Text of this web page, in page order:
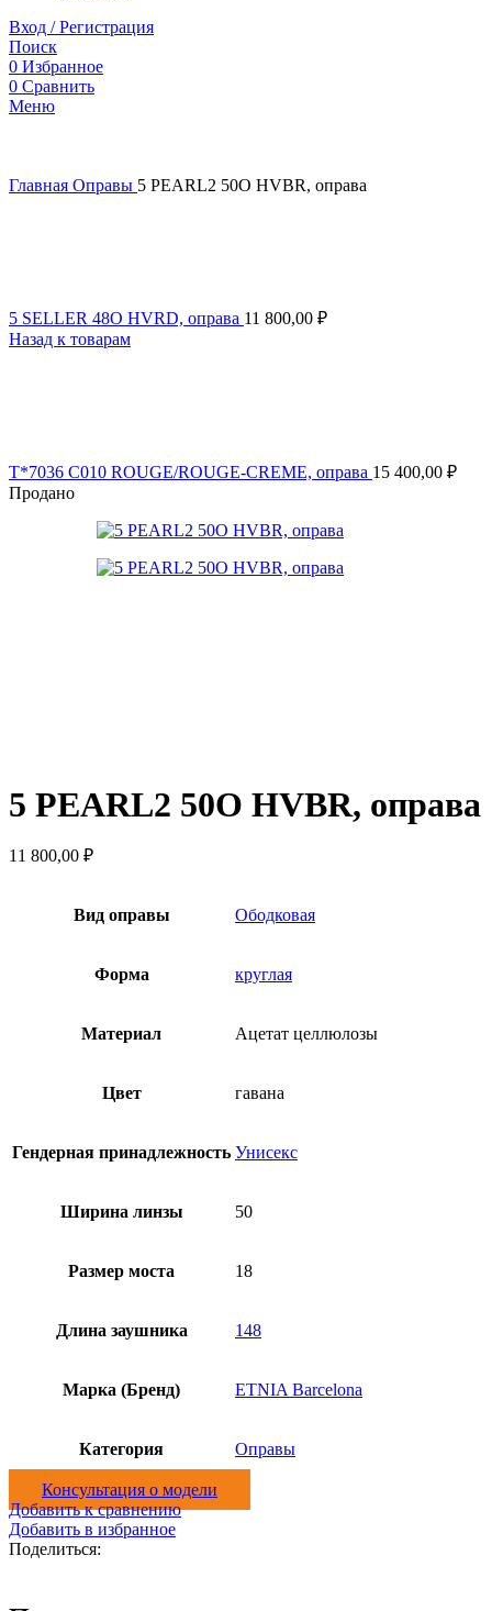
Вход / Регистрация
Поиск
0 Избранное
0 Сравнить
Меню
Главная Оправы 5 PEARL2 50O HVBR, оправа
5 SELLER 48O HVRD, оправа 11 800,00 ₽
Назад к товарам
T*7036 C010 ROUGE/ROUGE-CREME, оправа 15 400,00 ₽
Продано
5 PEARL2 50O HVBR, оправа
11 800,00 ₽
Вид оправы Ободковая
Форма круглая
Материал Ацетат целлюлозы
Цвет гавана
Гендерная принадлежность Унисекс
Ширина линзы 50
Размер моста 18
Длина заушника 148
Марка (Бренд) ETNIA Barcelona
Категория Оправы
Консультация о модели
Добавить к сравнению
Добавить в избранное
Поделиться: